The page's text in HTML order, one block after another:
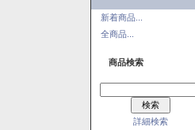
新着商品...
全商品...
商品検索
詳細検索